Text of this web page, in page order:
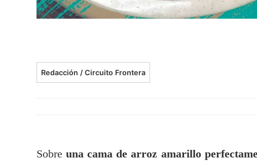
Redacción / Circuito Frontera
Sobreuna cama de arroz amarillo